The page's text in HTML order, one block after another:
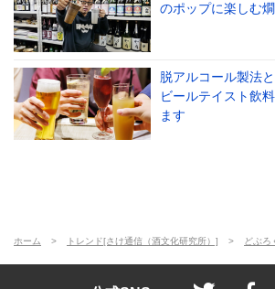
のポップに楽しむ
脱アルコール製法
ビールテイスト飲
ます
ホーム トレンド[さけ通信（酒文化研究所）] どぶろく最